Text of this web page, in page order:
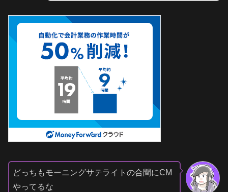
どっちもモーニングサテライトの合間にCM
やってるな